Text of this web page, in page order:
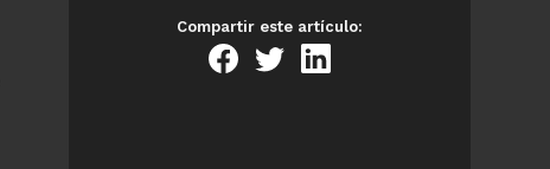
Compartir este artículo: